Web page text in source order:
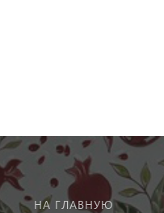
НА ГЛАВНУЮ